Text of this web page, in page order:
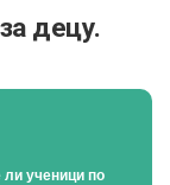
децу.
ученици по